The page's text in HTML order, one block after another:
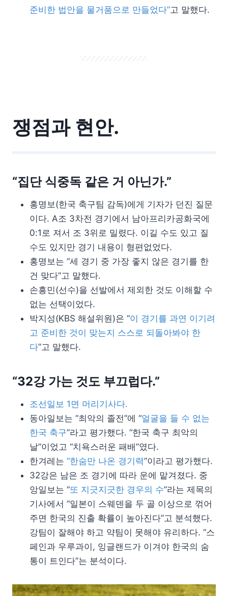
준비한 법안을 물거품으로 만들었다”고 말했다.
쟁점과 현안.
“집단 식중독 같은 거 아닌가.”
홍명보(한국 축구팀 감독)에게 기자가 던진 질문
이다. A조 3차전 경기에서 남아프리카공화국에
0:1로 져서 조 3위로 밀렸다. 이길 수도 있고 질
수도 있지만 경기 내용이 형편없었다.
홍명보는 “세 경기 중 가장 좋지 않은 경기를 한
건 맞다”고 말했다.
손흥민(선수)을 선발에서 제외한 것도 이해할 수
없는 선택이었다.
박지성(KBS 해설위원)은 “이 경기를 과연 이기려
고 준비한 것이 맞는지 스스로 되돌아봐야 한
다”고 말했다.
“32강 가는 것도 부끄럽다.”
조선일보 1면 머리기사다.
동아일보는 “최악의 졸전”에 “얼굴을 들 수 없는
한국 축구”라고 평가했다. “한국 축구 최악의
날”이었고 “치욕스러운 패배”였다.
한겨레는 “한숨만 나온 경기력”이라고 평가했다.
32강은 남은 조 경기에 따라 운에 맡겨졌다. 중
앙일보는 “또 지긋지긋한 경우의 수”라는 제목의
기사에서 “일본이 스웨덴을 두 골 이상으로 꺾어
주면 한국의 진출 확률이 높아진다”고 분석했다.
강팀이 잘해야 하고 약팀이 못해야 유리하다. “스
페인과 우루과이, 잉글랜드가 이겨야 한국의 숨
통이 트인다”는 분석이다.